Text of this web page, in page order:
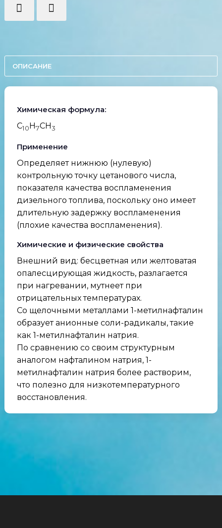
ОПИСАНИЕ
Химическая формула:
C10H7CH3
Применение
Определяет нижнюю (нулевую)
контрольную точку цетанового числа,
показателя качества воспламенения
дизельного топлива, поскольку оно имеет
длительную задержку воспламенения
(плохие качества воспламенения).
Химические и физические свойства
Внешний вид: бесцветная или желтоватая
опалесцирующая жидкость, разлагается
при нагревании, мутнеет при
отрицательных температурах.
Со щелочными металлами 1-метилнафталин
образует анионные соли-радикалы, такие
как 1-метилнафталин натрия.
По сравнению со своим структурным
аналогом нафталином натрия, 1-
метилнафталин натрия более растворим,
что полезно для низкотемпературного
восстановления.